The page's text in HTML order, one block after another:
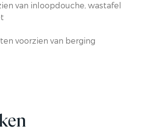
van inloopdouche, wastafel
voorzien van berging